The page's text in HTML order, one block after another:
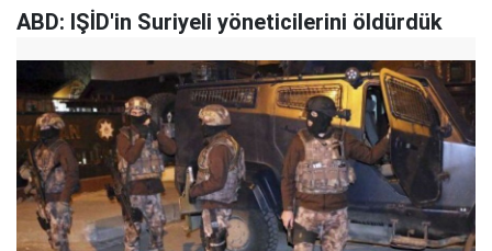
ABD: IŞİD'in Suriyeli yöneticilerini öldürdük